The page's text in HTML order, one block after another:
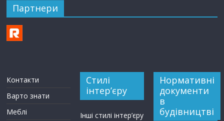
Партнери
Контакти
Варто знати
Меблі
Стилі
інтер’єру
Інші стилі інтер’єру
Нормативні
документи
в
будівництві